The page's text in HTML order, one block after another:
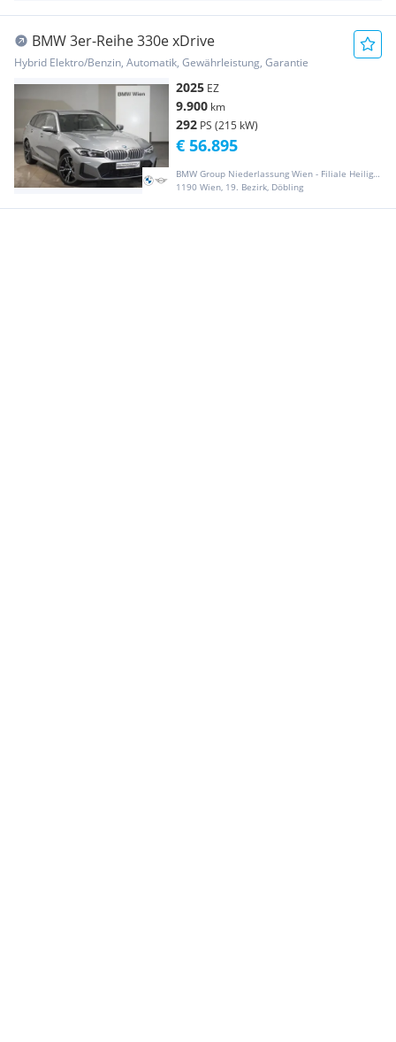
BMW 3er-Reihe 330e xDrive
Hybrid Elektro/Benzin, Automatik, Gewährleistung, Garantie
2025 EZ
9.900 km
292 PS (215 kW)
BMW Group Niederlassung Wien - Filiale Heiligenstadt
1190 Wien, 19. Bezirk, Döbling
€ 56.895